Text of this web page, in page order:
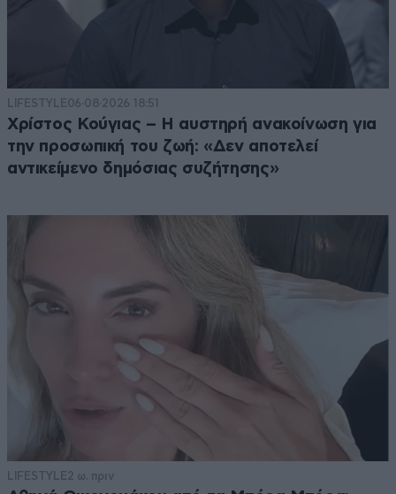
LIFESTYLE06·08·2026 18:51
Χρίστος Κούγιας – Η αυστηρή ανακοίνωση για
την προσωπική του ζωή: «Δεν αποτελεί
αντικείμενο δημόσιας συζήτησης»
LIFESTYLE2 ω. πριν